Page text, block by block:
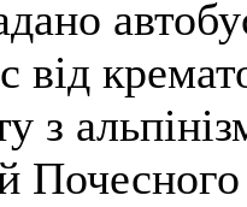
від
з